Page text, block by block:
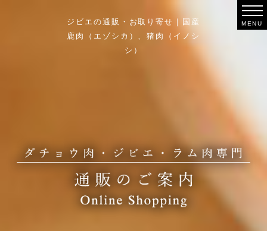
ジビエの通販・お取り寄せ｜国産
鹿肉（エゾシカ）、猪肉（イノシ
シ）